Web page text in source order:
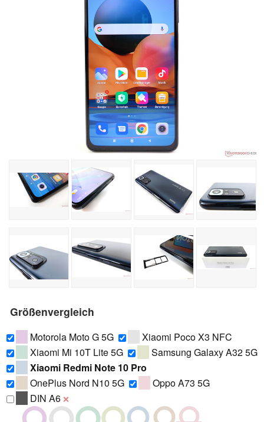
Größenvergleich
Motorola Moto G 5G
Xiaomi Poco X3 NFC
Xiaomi Mi 10T Lite 5G
Samsung Galaxy A32 5G
Xiaomi Redmi Note 10 Pro
OnePlus Nord N10 5G
Oppo A73 5G
DIN A6 ❌